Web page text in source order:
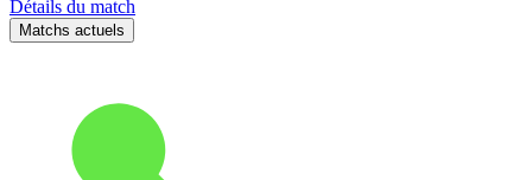
Détails du match
Matchs actuels